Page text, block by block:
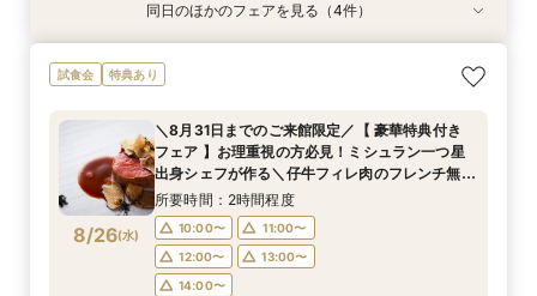
特典あり
8/25(火)
＼8月31日までのご来館限定／【 豪華特典付き
フェア 】お理重視の方必見！ミシュラン一つ星
試食／ 不安解消* お2人安心相談会も◎
所要時間：2時間程度
15:00〜
16:00〜
17:00〜
18:00〜
19:00〜
フェアを予約
特典あり
8/25(火)
【限定BIGフェア】お料理重視の方必見！ ミシュ
ラン一つ星出身シェフが作る 仔牛フィレ肉のフ
談会も
所要時間：2時間程度
10:00〜
11:00〜
12:00〜
13:00〜
14:00〜
フェアを予約
特典あり
8/25(火)
【限定BIGフェア】お料理重視の方必見！ ミシュ
ラン一つ星出身シェフが作る 仔牛フィレ肉のフ
談会も
所要時間：2時間程度
15:00〜
16:00〜
17:00〜
18:00〜
19:00〜
フェアを予約
特典あり
8/25(火)
【お仕事帰りのお二人へ♪】美食フレンチも食べ
れる、90分クイック相談会！
18:00〜
19:00〜
20:00〜
フェアを予約
同日のほかのフェアを見る（4件）
試食会 特典あり
8/26(水)
＼8月31日までのご来館限定／【 豪華特典付き
フェア 】お理重視の方必見！ミシュラン一つ星
出身シェフが作る＼仔牛フィレ肉のフレンチ無料
試食／ 不安解消* お2人安心相談会も◎
所要時間：2時間程度
10:00〜
11:00〜
12:00〜
13:00〜
14:00〜